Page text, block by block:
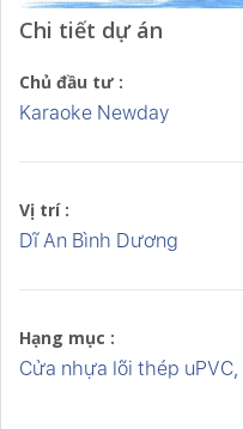
Chi tiết dự án
Chủ đầu tư :
Karaoke Newday
Vị trí :
Dĩ An Bình Dương
Hạng mục :
Cửa nhựa lõi thép